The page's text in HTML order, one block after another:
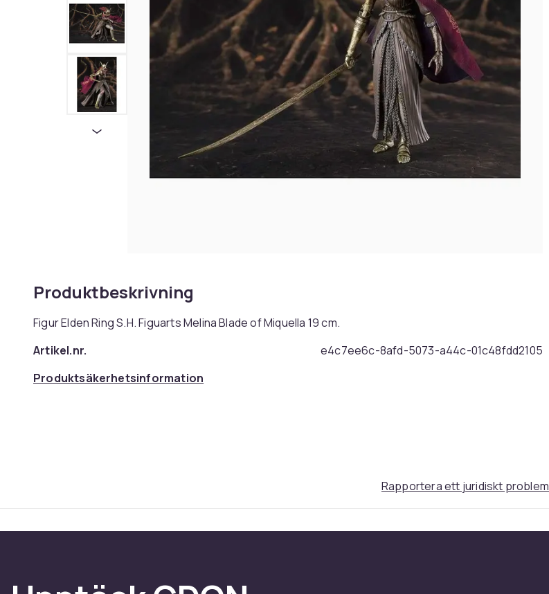
Produktbeskrivning
Figur Elden Ring S.H. Figuarts Melina Blade of Miquella 19 cm.
Artikel.nr.
e4c7ee6c-8afd-5073-a44c-01c48fdd2105
Produktsäkerhetsinformation
Rapportera ett juridiskt problem